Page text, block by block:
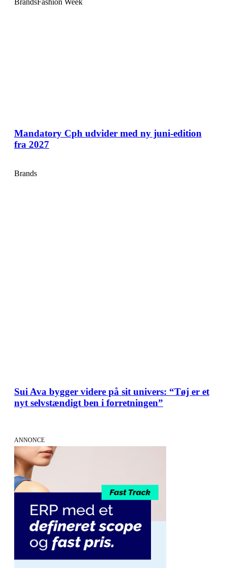
BrandsFashion Week
Mandatory Cph udvider med ny juni-edition
fra 2027
Brands
Sui Ava bygger videre på sit univers: “Tøj er et
nyt selvstændigt ben i forretningen”
ANNONCE